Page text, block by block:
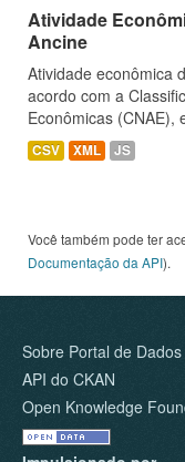
Atividade
Ancine
Atividade econômica
acordo com a
Econômicas (CNAE),
CSV XML JS
Você também pode ter
Documentação da API).
Sobre Portal de
API do CKAN
Open Knowledge